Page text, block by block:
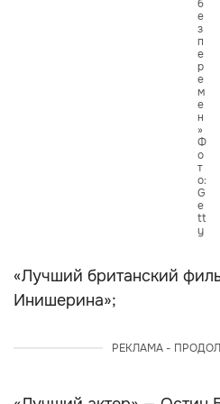
б
е
з
п
е
р
е
м
е
н
»
Ф
о
т
о:
G
e
tt
y
«Лучший британский
Инишерина»;
РЕКЛАМА -